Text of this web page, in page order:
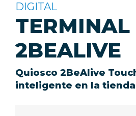
DIGITAL
TERMINAL
2BEALIVE
Quiosco 2BeAlive
inteligente en la